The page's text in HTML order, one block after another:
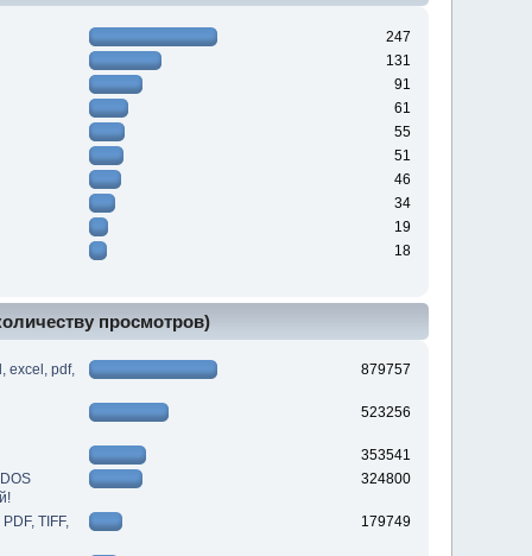
247
131
91
61
55
51
46
34
19
18
просмотров)
excel, pdf, 879757
523256
353541
324800
TIFF, 179749